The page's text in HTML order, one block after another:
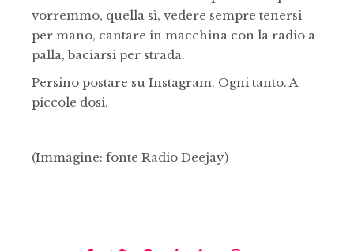
vorremmo, quella sì, vedere sempre tenersi
per mano, cantare in macchina con la radio a
palla, baciarsi per strada.
Persino postare su Instagram. Ogni tanto. A
piccole dosi.
(Immagine: fonte Radio Deejay)